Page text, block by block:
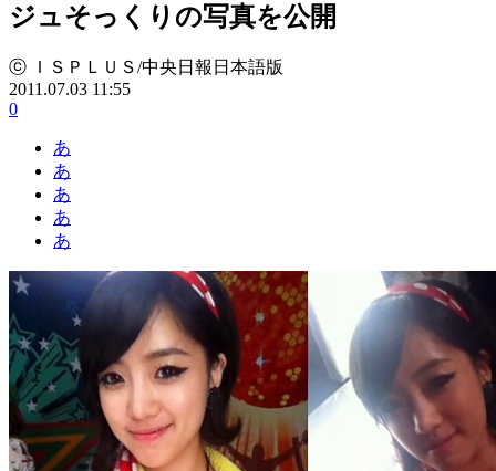
ジュそっくりの写真を公開
ⓒ ＩＳＰＬＵＳ/中央日報日本語版
2011.07.03 11:55
0
あ
あ
あ
あ
あ